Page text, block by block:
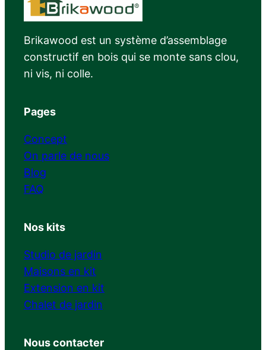
Brikawood est un système d’assemblage
constructif en bois qui se monte sans clou,
ni vis, ni colle.
Pages
Concept
On parle de nous
Blog
FAQ
Nos kits
Studio de jardin
Maisons en kit
Extension en kit
Chalet de jardin
Nous contacter